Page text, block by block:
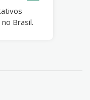
Brasil.